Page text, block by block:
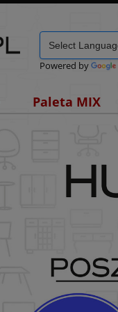
Powered by
Paleta MIX